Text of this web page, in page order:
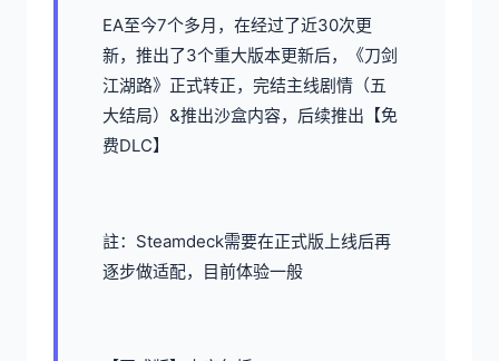
EA至今7个多月，在经过了近30次更
新，推出了3个重大版本更新后，《刀剑
江湖路》正式转正，完结主线剧情（五
大结局）&推出沙盒内容，后续推出【免
费DLC】
註：Steamdeck需要在正式版上线后再
逐步做适配，目前体验一般